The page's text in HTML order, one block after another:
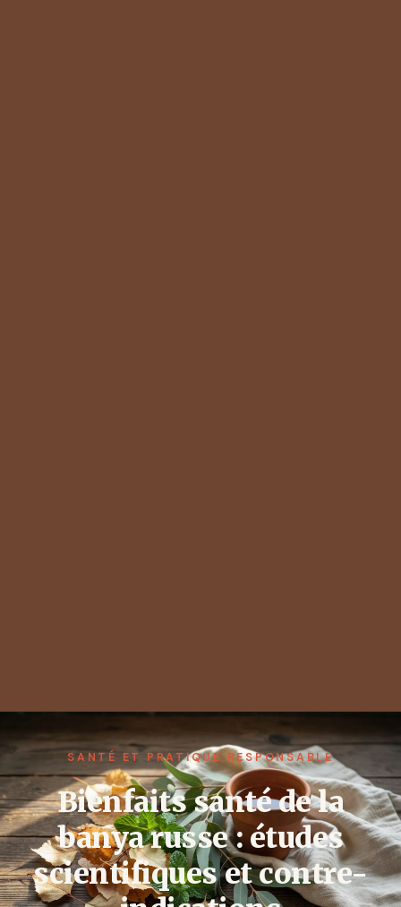
SANTÉ ET PRATIQUE RESPONSABLE
Bienfaits santé de la
banya russe : études
scientifiques et contre-